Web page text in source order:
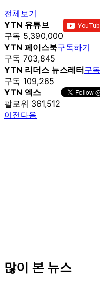
전체보기
YTN 유튜브
구독 5,390,000
YTN 페이스북
구독 703,845
구독하기
YTN 리더스 뉴스레터
구독 109,265
구
YTN 엑스
팔로워 361,512
이전다음
많이 본 뉴스